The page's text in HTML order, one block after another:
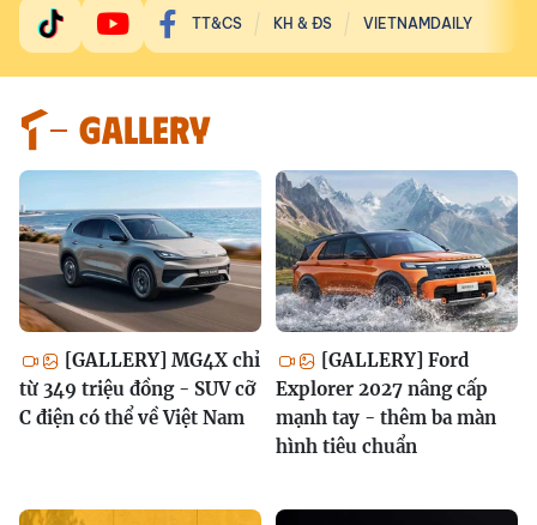
TT&CS KH & ĐS VIETNAMDAILY
GALLERY
[GALLERY] MG4X chỉ
từ 349 triệu đồng - SUV cỡ
C điện có thể về Việt Nam
[GALLERY] Ford
Explorer 2027 nâng cấp
mạnh tay - thêm ba màn
hình tiêu chuẩn